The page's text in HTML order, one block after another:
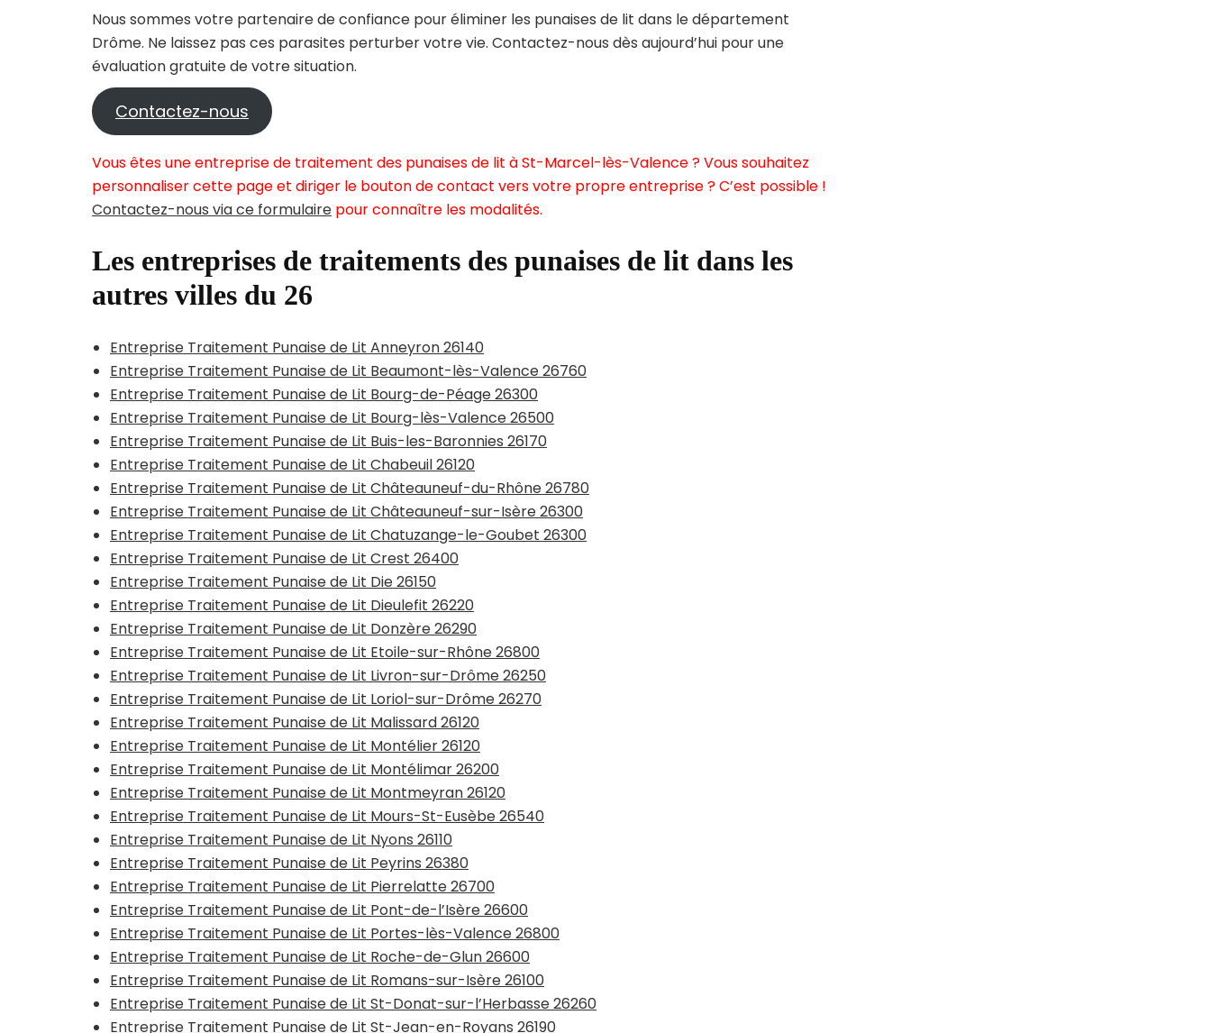
Nous sommes votre partenaire de confiance pour éliminer les punaises de lit dans le département
Drôme. Ne laissez pas ces parasites perturber votre vie. Contactez-nous dès aujourd’hui pour une
évaluation gratuite de votre situation.
Contactez-nous
Vous êtes une entreprise de traitement des punaises de lit à St-Marcel-lès-Valence ? Vous souhaitez
personnaliser cette page et diriger le bouton de contact vers votre propre entreprise ? C’est possible !
Contactez-nous via ce formulaire pour connaître les modalités.
Les entreprises de traitements des punaises de lit dans les
autres villes du 26
Entreprise Traitement Punaise de Lit Anneyron 26140
Entreprise Traitement Punaise de Lit Beaumont-lès-Valence 26760
Entreprise Traitement Punaise de Lit Bourg-de-Péage 26300
Entreprise Traitement Punaise de Lit Bourg-lès-Valence 26500
Entreprise Traitement Punaise de Lit Buis-les-Baronnies 26170
Entreprise Traitement Punaise de Lit Chabeuil 26120
Entreprise Traitement Punaise de Lit Châteauneuf-du-Rhône 26780
Entreprise Traitement Punaise de Lit Châteauneuf-sur-Isère 26300
Entreprise Traitement Punaise de Lit Chatuzange-le-Goubet 26300
Entreprise Traitement Punaise de Lit Crest 26400
Entreprise Traitement Punaise de Lit Die 26150
Entreprise Traitement Punaise de Lit Dieulefit 26220
Entreprise Traitement Punaise de Lit Donzère 26290
Entreprise Traitement Punaise de Lit Etoile-sur-Rhône 26800
Entreprise Traitement Punaise de Lit Livron-sur-Drôme 26250
Entreprise Traitement Punaise de Lit Loriol-sur-Drôme 26270
Entreprise Traitement Punaise de Lit Malissard 26120
Entreprise Traitement Punaise de Lit Montélier 26120
Entreprise Traitement Punaise de Lit Montélimar 26200
Entreprise Traitement Punaise de Lit Montmeyran 26120
Entreprise Traitement Punaise de Lit Mours-St-Eusèbe 26540
Entreprise Traitement Punaise de Lit Nyons 26110
Entreprise Traitement Punaise de Lit Peyrins 26380
Entreprise Traitement Punaise de Lit Pierrelatte 26700
Entreprise Traitement Punaise de Lit Pont-de-l’Isère 26600
Entreprise Traitement Punaise de Lit Portes-lès-Valence 26800
Entreprise Traitement Punaise de Lit Roche-de-Glun 26600
Entreprise Traitement Punaise de Lit Romans-sur-Isère 26100
Entreprise Traitement Punaise de Lit St-Donat-sur-l’Herbasse 26260
Entreprise Traitement Punaise de Lit St-Jean-en-Royans 26190